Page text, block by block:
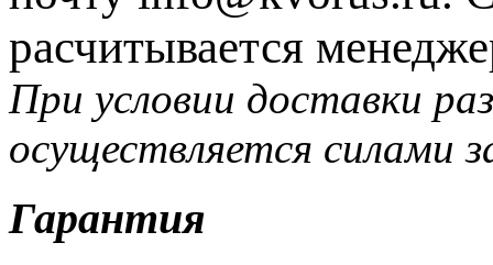
расчитывается
При условии доставки
осуществляется силами
Гарантия